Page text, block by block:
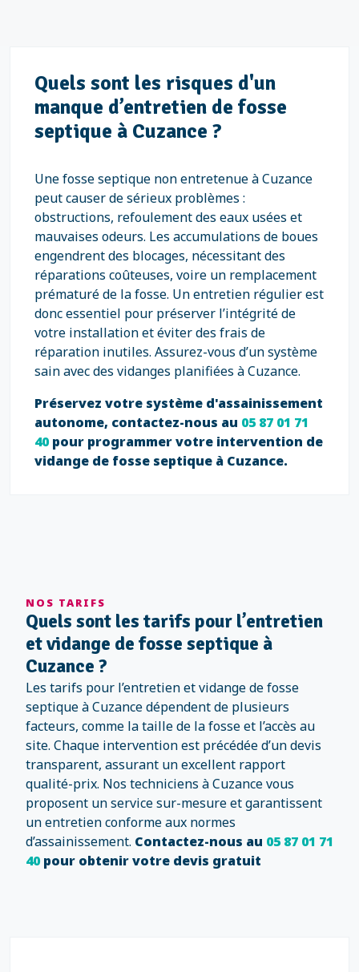
Quels sont les risques d'un
manque d’entretien de fosse
septique à Cuzance ?
Une fosse septique non entretenue à Cuzance
peut causer de sérieux problèmes :
obstructions, refoulement des eaux usées et
mauvaises odeurs. Les accumulations de boues
engendrent des blocages, nécessitant des
réparations coûteuses, voire un remplacement
prématuré de la fosse. Un entretien régulier est
donc essentiel pour préserver l’intégrité de
votre installation et éviter des frais de
réparation inutiles. Assurez-vous d’un système
sain avec des vidanges planifiées à Cuzance.
Préservez votre système d'assainissement
autonome, contactez-nous au 05 87 01 71
40pour programmer votre intervention de
vidange de fosse septique à Cuzance.
NOS TARIFS
Quels sont les tarifs pour l’entretien
et vidange de fosse septique à
Cuzance ?
Les tarifs pour l’entretien et vidange de fosse
septique à Cuzance dépendent de plusieurs
facteurs, comme la taille de la fosse et l’accès au
site. Chaque intervention est précédée d’un devis
transparent, assurant un excellent rapport
qualité-prix. Nos techniciens à Cuzance vous
proposent un service sur-mesure et garantissent
un entretien conforme aux normes
d’assainissement. Contactez-nous au 05 87 01 71
40pour obtenir votre devis gratuit